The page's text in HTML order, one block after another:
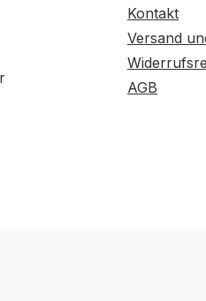
Kontakt
Versand
AGB